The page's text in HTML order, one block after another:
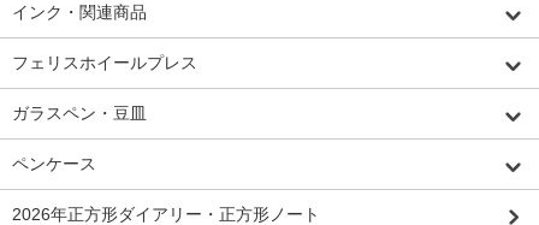
インク・関連商品
フェリスホイールプレス
ガラスペン・豆皿
ペンケース
2026年正方形ダイアリー・正方形ノート